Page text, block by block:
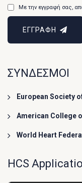
Με την εγγραφή σας,
ΕΓΓΡΑΦΗ
ΣΥΝΔΕΣΜΟΙ
European Society
American College
World Heart
HCS